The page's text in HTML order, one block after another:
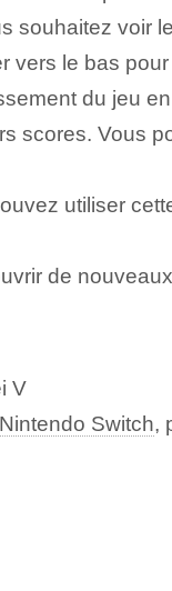
souhaitez voir
vers le bas
du jeu
scores. Vous
utiliser
de
V
Switch,